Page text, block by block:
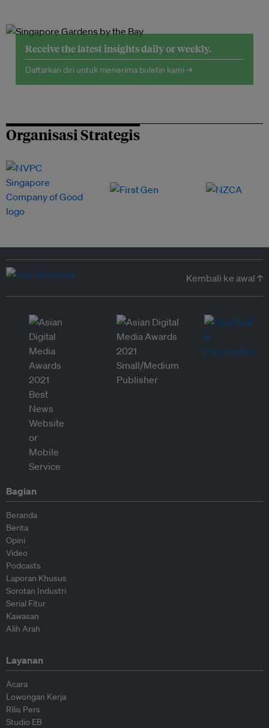
Receive the latest insights daily or weekly.
Daftarkan diri untuk menerima buletin kami →
Organisasi Strategis
Kembali ke awal ↑
Bagian
Beranda
Berita
Opini
Video
Podcasts
Laporan Khusus
Sorotan Industri
Serial Fitur
Kawasan
Alih Arah
Layanan
Acara
Lowongan Kerja
Rilis Pers
Studio EB